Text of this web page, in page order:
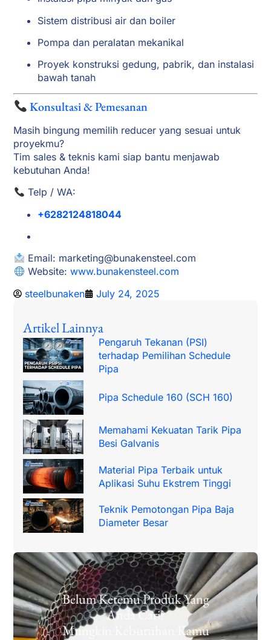
Sistem distribusi air dan boiler
Pompa dan peralatan mekanikal
Proyek konstruksi gedung, pabrik, dan instalasi
bawah tanah
Konsultasi & Pemesanan
Masih bingung memilih reducer yang sesuai untuk
proyekmu?
Tim sales & teknis kami siap bantu menjawab
kebutuhan Anda!
Telp / WA:
+6282124818044
Email: marketing@bunakensteel.com
Website: www.bunakensteel.com
steelbunaken
July 24, 2025
Artikel Lainnya
Pengaruh Tekanan (PSI)
terhadap Pemilihan Schedule
Pipa
Pipa Schedule 160 (SCH 160)
Memahami Kekuatan Tarik Pipa
Besi Galvanis
Material Pipa Terbaik untuk
Aplikasi Suhu Ekstrem Tinggi
Teknik Pemotongan Pipa Baja
Diameter Besar
Belum Ketemu Produk Yang
Anda Cari?
Mungkin Kebutuhan Kamu